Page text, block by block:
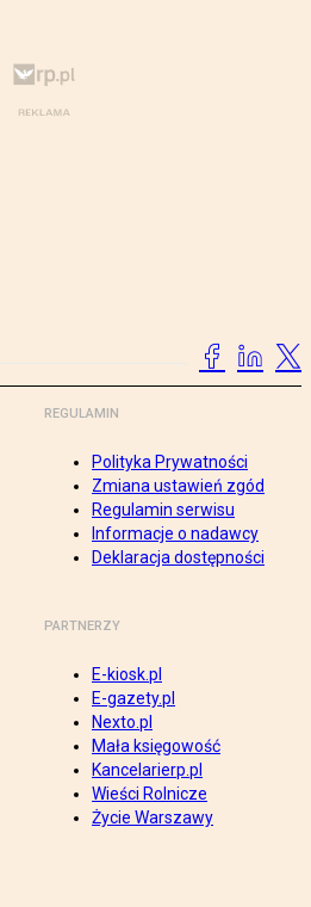
REGULAMIN
Polityka Prywatności
Zmiana ustawień zgód
Regulamin serwisu
Informacje o nadawcy
Deklaracja dostępności
PARTNERZY
E-kiosk.pl
E-gazety.pl
Nexto.pl
Mała księgowość
Kancelarierp.pl
Wieści Rolnicze
Życie Warszawy